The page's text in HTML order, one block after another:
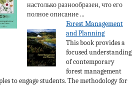
настолько разнообразен, что его
полное описание ...
Forest Management
and Planning
This book provides a
focused understanding
of contemporary
forest management
to engage students. The methodology for